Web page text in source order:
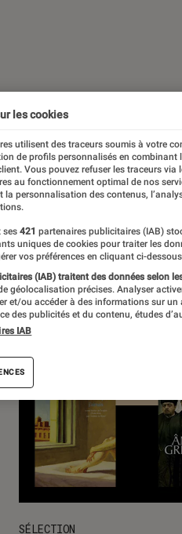
SÉLECTION
les cookies
utilisent des traceurs soumis à votre
de profils personnalisés en combinant
Vous pouvez refuser les traceurs via
au fonctionnement optimal de nos
la personnalisation des contenus,
ses 421 partenaires publicitaires (IAB)
uniques de cookies pour traiter les
vos préférences en cliquant ci-
(IAB) traitent des données selon
géolocalisation précises. Analyser
et/ou accéder à des informations sur
des publicités et du contenu, études
IAB